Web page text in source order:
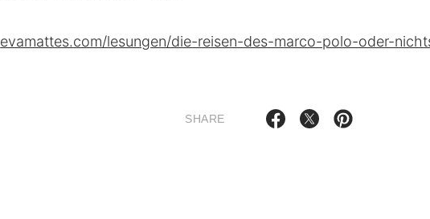
evamattes.com/lesungen/die-reisen-des-marco-polo-oder-
SHARE